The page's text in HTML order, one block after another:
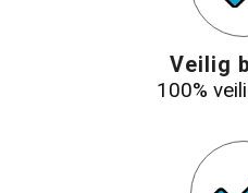
Veilig
100%